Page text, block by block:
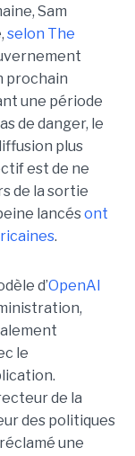
Sam
selon The
prochain
une période
de danger, le
plus
est de ne
de la sortie
lancésont
.
d’OpenAI
le
de la
des politiques
une